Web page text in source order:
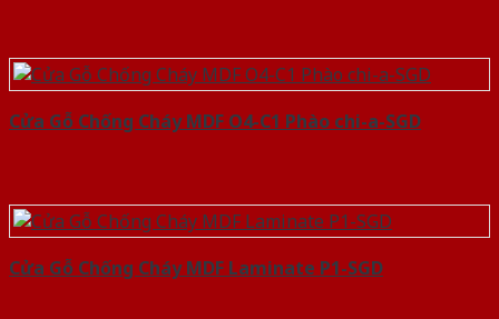
Cửa Gỗ Chống Cháy MDF O4-C1 Phào chi-a-SGD
Cửa Gỗ Chống Cháy MDF Laminate P1-SGD